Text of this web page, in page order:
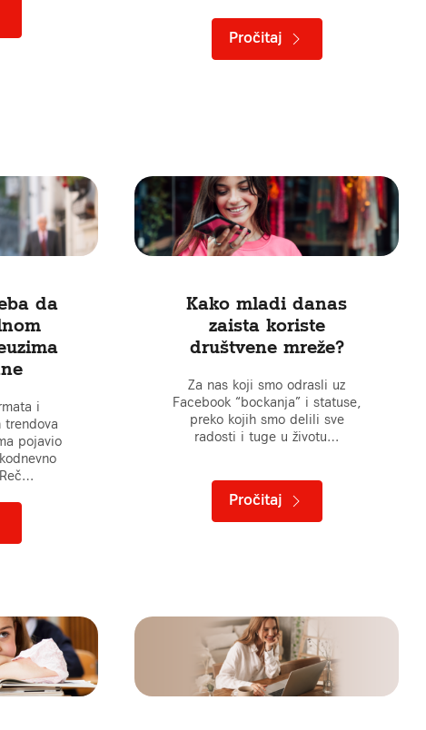
Pročitaj
da
i
trendova
pojavio
Kako mladi danas
zaista koriste
društvene mreže?
Za nas koji smo odrasli uz
Facebook “bockanja” i statuse,
preko kojih smo delili sve
radosti i tuge u životu…
Pročitaj